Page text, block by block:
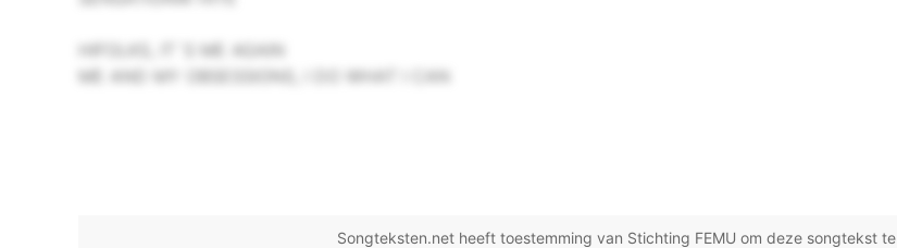
HIFOLKS, IT`S ME AGAIN
ME AND MY OBSESSIONS, I DO WHAT I CAN
Songteksten.net heeft toestemming van Stichting FEMU om deze songtekst te